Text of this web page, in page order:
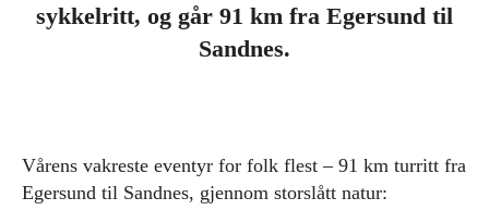
sykkelritt, og går 91 km fra Egersund til
Sandnes.
Vårens vakreste eventyr for folk flest – 91 km turritt fra
Egersund til Sandnes, gjennom storslått natur: